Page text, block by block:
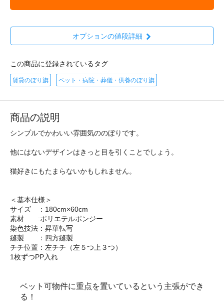
オプションの値段詳細
この商品に登録されているタグ
賃貸のぼり旗 ペット・病院・葬儀・供養のぼり旗
商品の説明
シンプルでかわいい雰囲気ののぼりです。
他にはないデザインはきっと目を引くことでしょう。
猫好きにもたまらないかもしれません。
＜基本仕様＞
サイズ ：180cm×60cm
素材 :ポリエテルポンジー
染色技法：昇華転写
縫製 ：四方縫製
チチ位置：左チチ（左５つ上３つ）
1枚ずつPP入れ
ベット可物件に重点を置いているという主張ができ
る！